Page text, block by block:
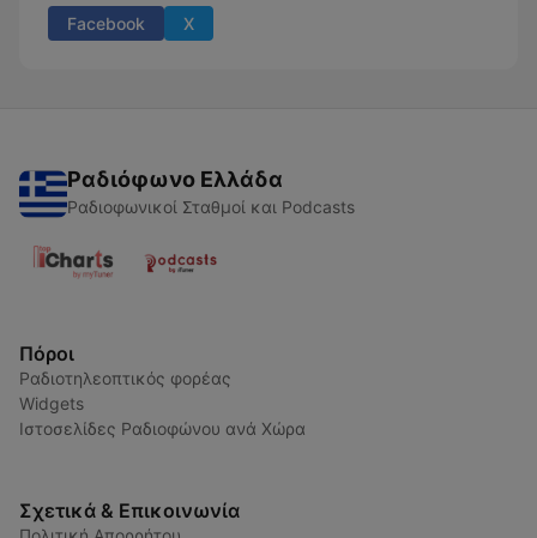
Facebook X
Ραδιόφωνο Ελλάδα
Ραδιοφωνικοί Σταθμοί και Podcasts
Πόροι
Ραδιοτηλεοπτικός φορέας
Widgets
Ιστοσελίδες Ραδιοφώνου ανά Χώρα
Σχετικά & Επικοινωνία